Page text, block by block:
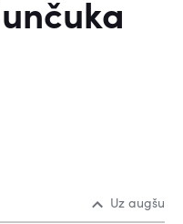
Uz augšu